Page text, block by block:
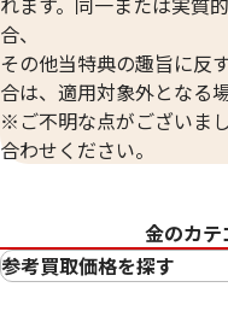
合、
その他当特典の趣旨に反
合は、適用対象外となる
※ご不明な点がございま
合わせください。
金のカテ
参考買取価格を探す